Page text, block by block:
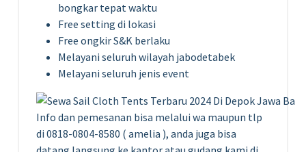
bongkar tepat waktu
Free setting di lokasi
Free ongkir S&K berlaku
Melayani seluruh wilayah jabodetabek
Melayani seluruh jenis event
Info dan pemesanan bisa melalui wa maupun tlp
di 0818-0804-8580 ( amelia ), anda juga bisa